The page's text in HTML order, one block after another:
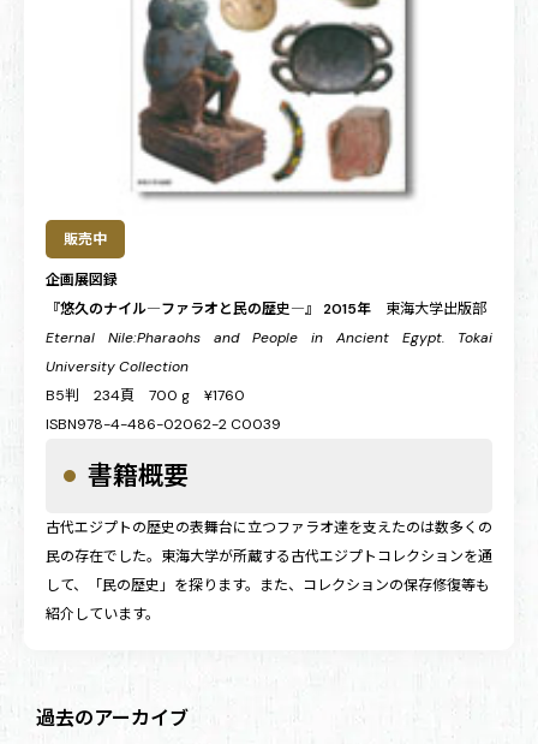
販売中
企画展図録
『悠久のナイル―ファラオと民の歴史―』 2015年 東海大学出版部
Eternal Nile:Pharaohs and People in Ancient Egypt. Tokai
University Collection
B5判 234頁 700 g ¥1760
ISBN978-4-486-02062-2 C0039
書籍概要
古代エジプトの歴史の表舞台に立つファラオ達を支えたのは数多くの
民の存在でした。東海大学が所蔵する古代エジプトコレクションを通
して、「民の歴史」を探ります。また、コレクションの保存修復等も
紹介しています。
過去のアーカイブ